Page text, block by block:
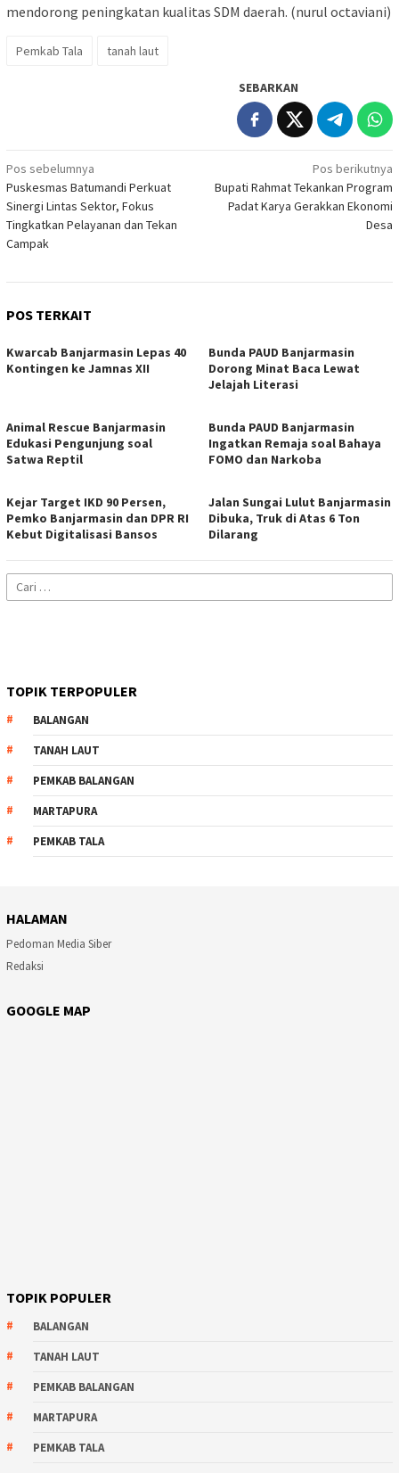
mendorong peningkatan kualitas SDM daerah. (nurul octaviani)
Pemkab Tala tanah laut
SEBARKAN
Navigasi
pos
Pos sebelumnya
Puskesmas Batumandi Perkuat
Sinergi Lintas Sektor, Fokus
Tingkatkan Pelayanan dan Tekan
Campak
Pos berikutnya
Bupati Rahmat Tekankan Program
Padat Karya Gerakkan Ekonomi
Desa
POS TERKAIT
Kwarcab Banjarmasin Lepas 40
Kontingen ke Jamnas XII
Bunda PAUD Banjarmasin
Dorong Minat Baca Lewat
Jelajah Literasi
Animal Rescue Banjarmasin
Edukasi Pengunjung soal
Satwa Reptil
Bunda PAUD Banjarmasin
Ingatkan Remaja soal Bahaya
FOMO dan Narkoba
Kejar Target IKD 90 Persen,
Pemko Banjarmasin dan DPR RI
Kebut Digitalisasi Bansos
Jalan Sungai Lulut Banjarmasin
Dibuka, Truk di Atas 6 Ton
Dilarang
Cari
untuk:
TOPIK TERPOPULER
BALANGAN
TANAH LAUT
PEMKAB BALANGAN
MARTAPURA
PEMKAB TALA
HALAMAN
Pedoman Media Siber
Redaksi
GOOGLE MAP
TOPIK POPULER
BALANGAN
TANAH LAUT
PEMKAB BALANGAN
MARTAPURA
PEMKAB TALA